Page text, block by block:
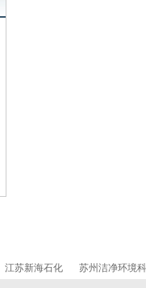
江苏新海石化 苏州洁净环境